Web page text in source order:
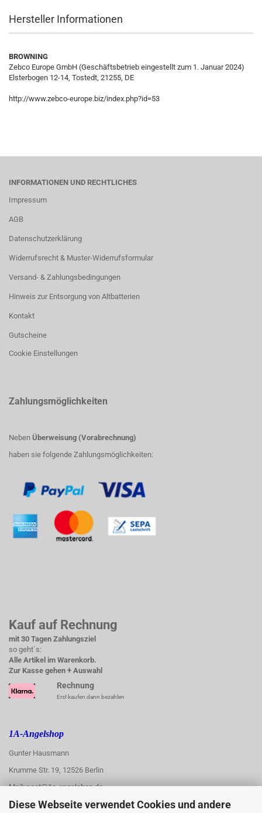
Diese Webseite verwendet Cookies und andere
Hersteller Informationen
BROWNING
Zebco Europe GmbH (Geschäftsbetrieb eingestellt zum 1. Januar 2024)
Elsterbogen 12-14, Tostedt, 21255, DE
http://www.zebco-europe.biz/index.php?id=53
INFORMATIONEN UND RECHTLICHES
Impressum
AGB
Datenschutzerklärung
Widerrufsrecht & Muster-Widerrufsformular
Versand- & Zahlungsbedingungen
Hinweis zur Entsorgung von Altbatterien
Kontakt
Gutscheine
Cookie Einstellungen
Zahlungsmöglichkeiten
Neben Überweisung (Vorabrechnung)
haben sie folgende Zahlungsmöglichkeiten:
Kauf auf Rechnung
mit 30 Tagen Zahlungsziel
so geht´s:
Alle Artikel im Warenkorb.
Zur Kasse gehen + Auswahl
Rechnung
Erst kaufen dann bezahlen
1A-Angelshop
Gunter Hausmann
Krumme Str. 19, 12526 Berlin
Mail: post@1a-angelshop.de
1A-Angelshop-